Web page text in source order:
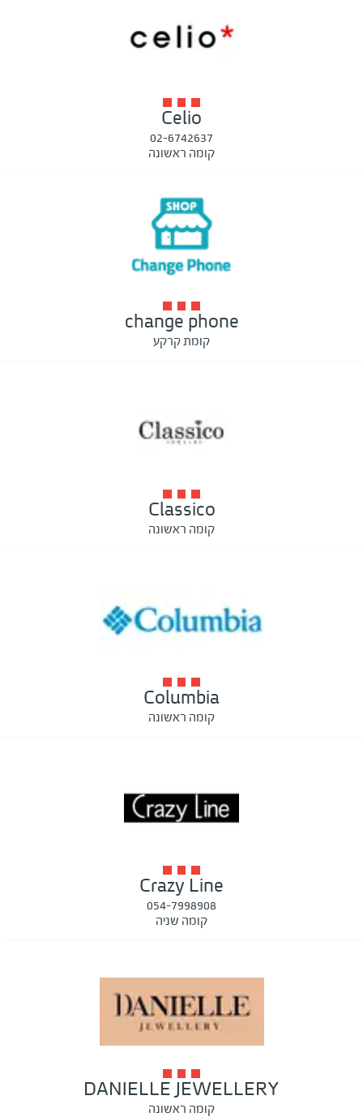
Celio
02-6742637
קומה ראשונה
change phone
קומת קרקע
Classico
קומה ראשונה
Columbia
קומה ראשונה
Crazy Line
054-7998908
קומה שניה
DANIELLE JEWELLERY
קומה ראשונה